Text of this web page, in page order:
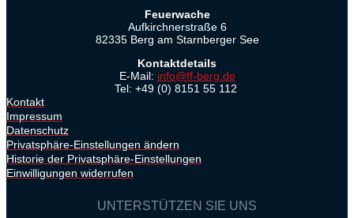
Feuerwache
Aufkirchnerstraße 6
82335 Berg am Starnberger See
Kontaktdetails
E-Mail: info@ff-berg.de
Tel: +49 (0) 8151 55 112
Kontakt
Impressum
Datenschutz
Privatsphäre-Einstellungen ändern
Historie der Privatsphäre-Einstellungen
Einwilligungen widerrufen
UNTERSTÜTZEN SIE UNS